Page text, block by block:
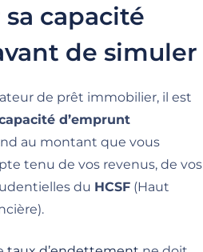
capacité
de simuler
de prêt immobilier, il est
d’emprunt
au montant que vous
tenu de vos revenus, de vos
du HCSF (Haut